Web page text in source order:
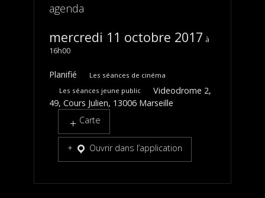
agenda
mercredi 11 octobre 2017
16h00
Planifié
Les séances de cinéma
Les séances jeune public
Videodrome 2,
49, Cours Julien, 13006 Marseille
Carte
Ouvrir dans l’application